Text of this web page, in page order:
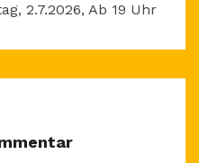
2.7.2026, Ab 19 Uhr